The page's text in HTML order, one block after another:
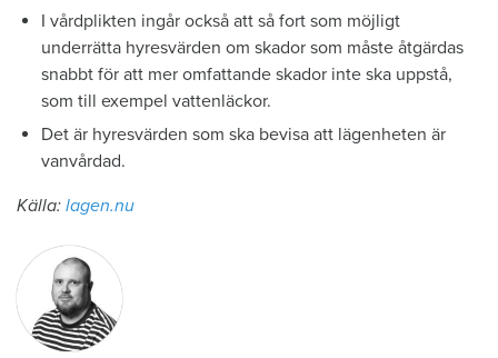
I vårdplikten ingår också att så fort som möjligt
underrätta hyresvärden om skador som måste åtgärdas
snabbt för att mer omfattande skador inte ska uppstå,
som till exempel vattenläckor.
Det är hyresvärden som ska bevisa att lägenheten är
vanvårdad.
Källa: lagen.nu